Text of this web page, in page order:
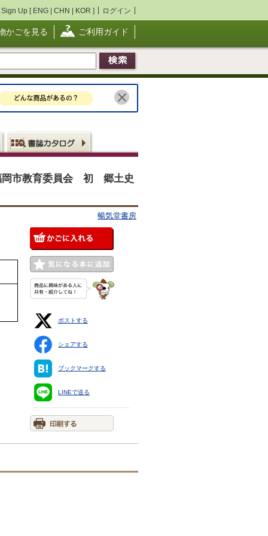
Sign Up [ ENG | CHN | KOR ] ログイン
かごを見る ご利用ガイド
岡市教育委員会 初 郷土史
暢気堂書房
ポストする
シェアする
ブックマークする
LINEで送る